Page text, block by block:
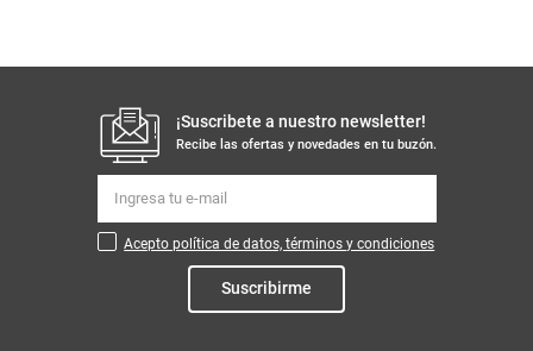
¡Suscribete a nuestro newsletter!
Recibe las ofertas y novedades en tu buzón.
Acepto política de datos, términos y condiciones
Suscribirme